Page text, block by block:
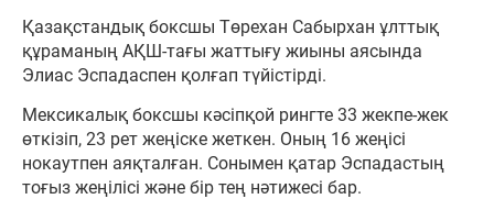
Қазақстандық боксшы Төрехан Сабырхан ұлттық
құраманың АҚШ-тағы жаттығу жиыны аясында
Элиас Эспадаспен қолғап түйістірді.
Мексикалық боксшы кәсіпқой рингте 33 жекпе-жек
өткізіп, 23 рет жеңіске жеткен. Оның 16 жеңісі
нокаутпен аяқталған. Сонымен қатар Эспадастың
тоғыз жеңілісі және бір тең нәтижесі бар.